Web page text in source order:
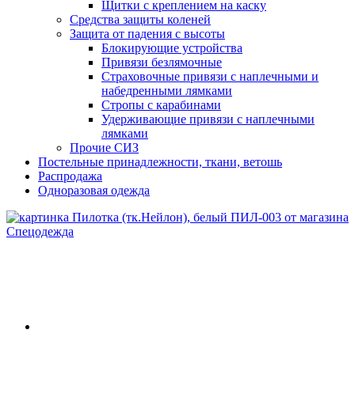
Щитки с креплением на каску
Средства защиты коленей
Защита от падения с высоты
Блокирующие устройства
Привязи безлямочные
Страховочные привязи с наплечными и
набедренными лямками
Стропы с карабинами
Удерживающие привязи с наплечными
лямками
Прочие СИЗ
Постельные принадлежности, ткани, ветошь
Распродажа
Одноразовая одежда